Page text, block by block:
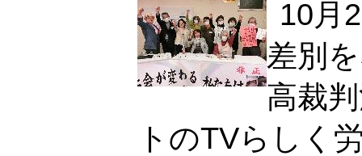
10月
差別
高裁
トのTVらしく